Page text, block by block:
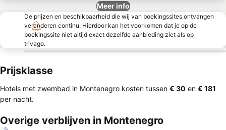
Meer info
De prijzen en beschikbaarheid die wij van boekingssites ontvangen
veranderen continu. Hierdoor kan het voorkomen dat je op de
boekingssite niet altijd exact dezelfde aanbieding ziet als op
trivago.
Prijsklasse
Hotels met zwembad in Montenegro kosten tussen ‎€ 30 en ‎€ 181
per nacht.
Overige verblijven in Montenegro